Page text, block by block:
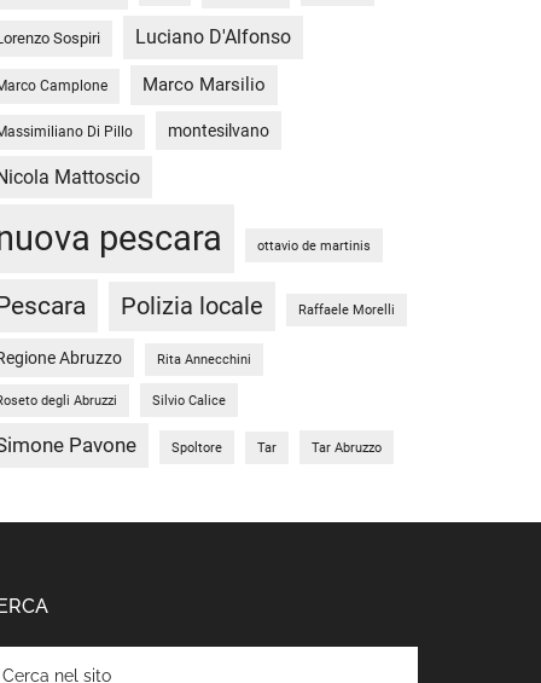
Sospiri Luciano D'Alfonso
Camplone Marco Marsilio
Di Pillo montesilvano
Mattoscio
pescara ottavio de martinis
Polizia locale Raffaele Morelli
Abruzzo Rita Annecchini
degli Abruzzi Silvio Calice
Pavone Spoltore Tar Tar Abruzzo